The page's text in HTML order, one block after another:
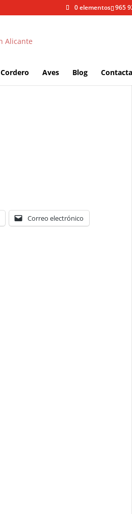
965
0 elementos
Cordero Aves Blog Contacta
Correo electrónico